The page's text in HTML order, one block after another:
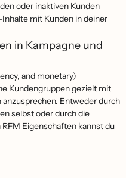
oder inaktiven Kunden
mit Kunden in deiner
in Kampagne und
and monetary)
Kundengruppen gezielt mit
Entweder durch
selbst oder durch die
Eigenschaften kannst du